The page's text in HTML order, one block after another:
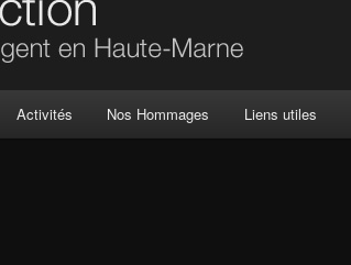
Activités Nos Hommages Liens utiles